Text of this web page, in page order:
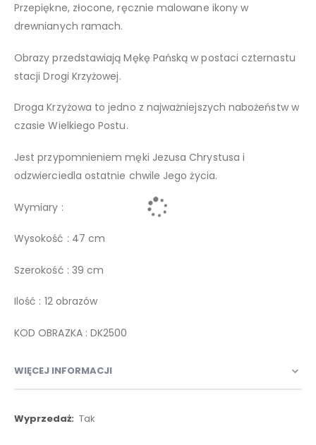
Przepiękne, złocone, ręcznie malowane ikony w
drewnianych ramach.
Obrazy przedstawiają Mękę Pańską w postaci czternastu
stacji Drogi Krzyżowej.
Droga Krzyżowa to jedno z najważniejszych nabożeństw w
czasie Wielkiego Postu.
Jest przypomnieniem męki Jezusa Chrystusa i
odzwierciedla ostatnie chwile Jego życia.
Wymiary :
Wysokość : 47 cm
Szerokość : 39 cm
Ilość : 12 obrazów
KOD OBRAZKA : DK2500
WIĘCEJ INFORMACJI
Więcej
Tak